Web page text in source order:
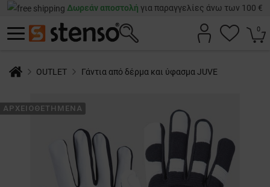
Δωρεάν αποστολή για παραγγελίες άνω των 100 €
0
OUTLET Γάντια από δέρμα και ύφασμα JUVE
ΑΡΧΕΙΟΘΕΤΗΜΈΝΑ